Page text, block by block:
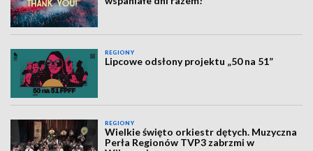
REGIONY
Lipcowe odsłony projektu „50 na 51”
REGIONY
Wielkie święto orkiestr dętych. Muzyczna
Perła Regionów TVP3 zabrzmi w